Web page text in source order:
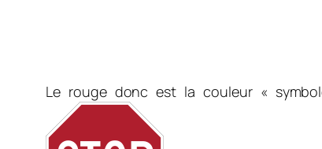
Le rouge donc est la couleur «